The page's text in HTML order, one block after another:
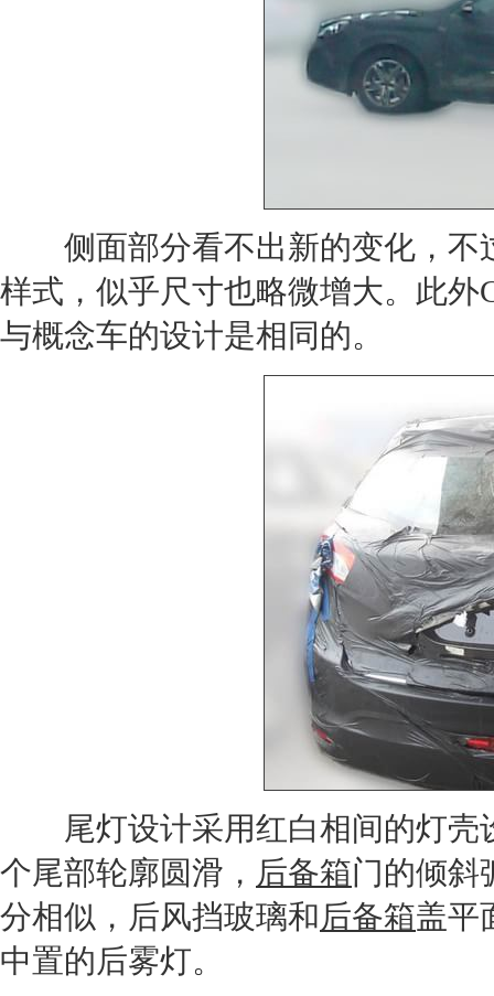
侧面部分看不出新的变化，不
样式，似乎尺寸也略微增大。此
与概念车的设计是相同的。
尾灯设计采用红白相间的灯壳
个尾部轮廓圆滑， 后备箱门的倾斜
分相似，后风挡玻璃和后备箱盖平
中置的后雾灯。